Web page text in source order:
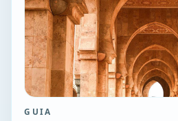
GUIA